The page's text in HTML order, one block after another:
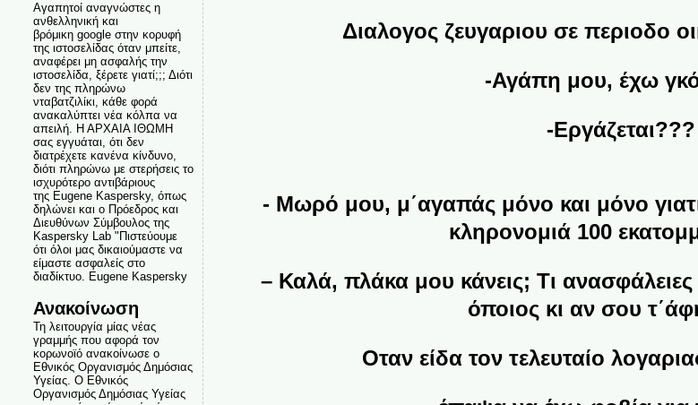
Αγαπητοί αναγνώστες η
ανθελληνική και
βρόμικη google στην κορυφή
της ιστοσελίδας όταν μπείτε,
αναφέρει μη ασφαλής την
ιστοσελίδα, ξέρετε γιατί;;; Διότι
δεν της πληρώνω
νταβατζιλίκι, κάθε φορά
ανακαλύπτει νέα κόλπα να
απειλή. Η ΑΡΧΑΙΑ ΙΘΩΜΗ
σας εγγυάται, ότι δεν
διατρέχετε κανένα κίνδυνο,
διότι πληρώνω με στερήσεις το
ισχυρότερο αντιβάριους
της Eugene Kaspersky, όπως
δηλώνει και ο Πρόεδρος και
Διευθύνων Σύμβουλος της
Kaspersky Lab "Πιστεύουμε
ότι όλοι μας δικαιούμαστε να
είμαστε ασφαλείς στο
διαδίκτυο. Eugene Kaspersky
Ανακοίνωση
Τη λειτουργία μίας νέας
γραμμής που αφορά τον
κορωνοϊό ανακοίνωσε ο
Εθνικός Οργανισμός Δημόσιας
Υγείας. Ο Εθνικός
Οργανισμός Δημόσιας Υγείας
Διαλογος ζευγαριου σε περιοδο
-Αγάπη μου, έχω
-Εργάζεται???
‎- Μωρό μου, μ΄αγαπάς μόνο και μόνο
κληρονομιά 100
– Καλά, πλάκα μου κάνεις; Τι ανασφάλειες
όποιος κι αν σου
Οταν είδα τον τελευταίο